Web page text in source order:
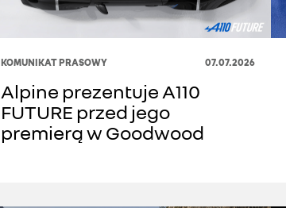
KOMUNIKAT PRASOWY 07.07.2026
Alpine prezentuje A110
FUTURE przed jego
premierą w Goodwood